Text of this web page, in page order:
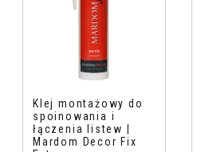
Klej montażowy do
spoinowania i
łączenia listew |
Mardom Decor Fix